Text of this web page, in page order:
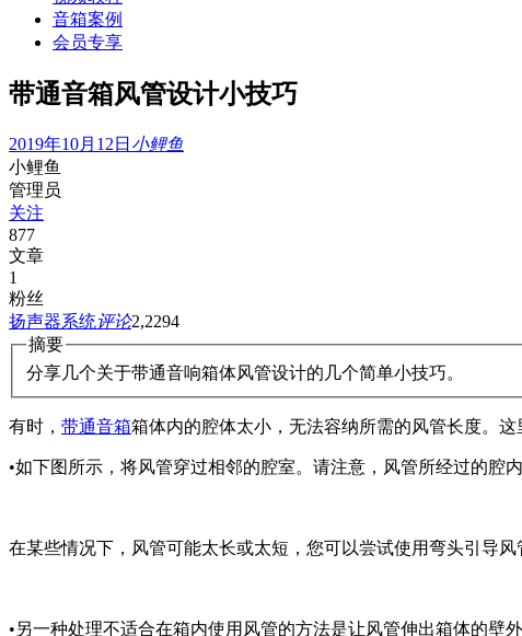
音箱案例
会员专享
带通音箱风管设计小技巧
2019年10月12日 小鲤鱼
小鲤鱼
管理员
关注
877
文章
1
粉丝
扬声器系统评论2,2294
摘要
分享几个关于带通音响箱体风管设计的几个简单小技巧。
有时， 带通音箱箱体内的腔体太小，无法容纳所需的风管长度。
•如下图所示，将风管穿过相邻的腔室。请注意，风管所经过的腔
在某些情况下，风管可能太长或太短，您可以尝试使用弯头引导
•另一种处理不适合在箱内使用风管的方法是让风管伸出箱体的壁